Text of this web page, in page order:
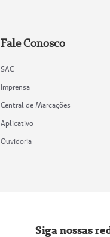
Fale Conosco
SAC
Imprensa
Central de Marcações
Aplicativo
Ouvidoria
Siga nossas